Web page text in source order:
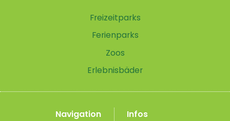
Freizeitparks
Ferienparks
Zoos
Erlebnisbäder
Navigation
Infos